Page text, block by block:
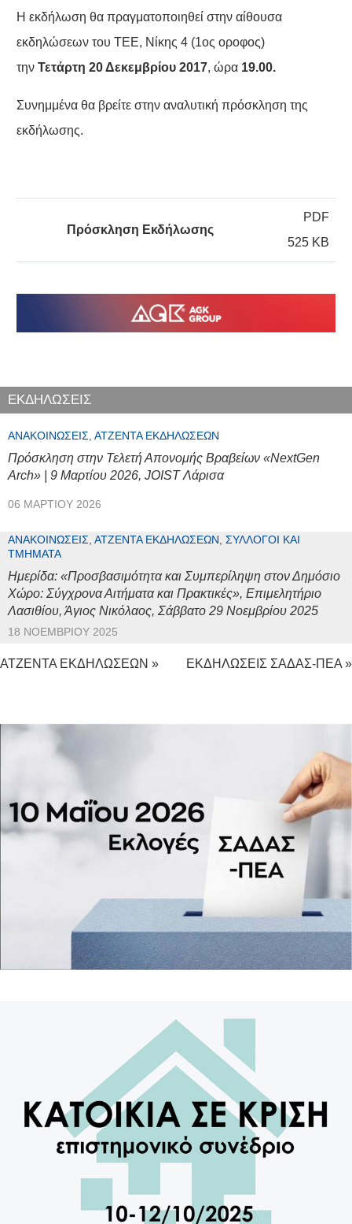
Η εκδήλωση θα πραγματοποιηθεί στην αίθουσα
εκδηλώσεων του ΤΕΕ, Νίκης 4 (1ος οροφος)
την Τετάρτη 20 Δεκεμβρίου 2017, ώρα 19.00.
Συνημμένα θα βρείτε στην αναλυτική πρόσκληση της
εκδήλωσης.
Πρόσκληση Εκδήλωσης
PDF
525 KB
ΕΚΔΗΛΩΣΕΙΣ
ΑΝΑΚΟΙΝΏΣΕΙΣ, ΑΤΖΈΝΤΑ ΕΚΔΗΛΏΣΕΩΝ
Πρόσκληση στην Τελετή Απονομής Βραβείων «NextGen
Arch» | 9 Μαρτίου 2026, JOIST Λάρισα
06 ΜΑΡΤΊΟΥ 2026
ΑΝΑΚΟΙΝΏΣΕΙΣ, ΑΤΖΈΝΤΑ ΕΚΔΗΛΏΣΕΩΝ, ΣΎΛΛΟΓΟΙ ΚΑΙ
ΤΜΉΜΑΤΑ
Ημερίδα: «Προσβασιμότητα και Συμπερίληψη στον Δημόσιο
Χώρο: Σύγχρονα Αιτήματα και Πρακτικές», Επιμελητήριο
Λασιθίου, Άγιος Νικόλαος, Σάββατο 29 Νοεμβρίου 2025
18 ΝΟΕΜΒΡΊΟΥ 2025
ΑΤΖΕΝΤΑ ΕΚΔΗΛΩΣΕΩΝ » ΕΚΔΗΛΩΣΕΙΣ ΣΑΔΑΣ-ΠΕΑ »